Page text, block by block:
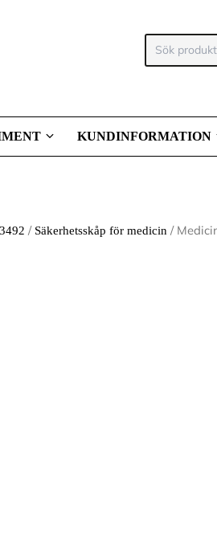
produkt:
KUNDINFORMATION
/ Säkerhetsskåp för medicin /